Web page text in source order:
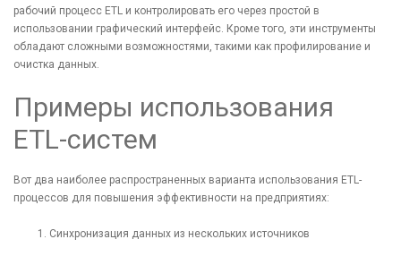
рабочий процесс ETL и контролировать его через простой в
использовании графический интерфейс. Кроме того, эти инструменты
обладают сложными возможностями, такими как профилирование и
очистка данных.
Примеры использования
ETL-систем
Вот два наиболее распространенных варианта использования ETL-
процессов для повышения эффективности на предприятиях:
Синхронизация данных из нескольких источников